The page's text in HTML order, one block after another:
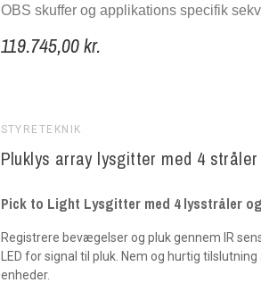
119.745,00 kr.
OBS skuffer og applikations specifik
STYRETEKNIK
Pluklys array lysgitter med 4 stråler
Pick to Light Lysgitter med 4 lysstråler
Registrere bevægelser og pluk gennem IR
LED for signal til pluk. Nem og hurtig
enheder.